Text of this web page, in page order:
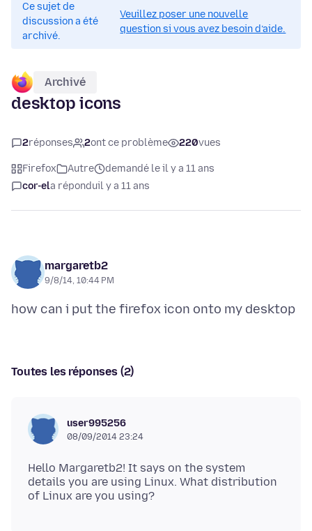
Ce sujet de
discussion a été
archivé.
Veuillez poser une nouvelle
question si vous avez besoin d’aide.
Archivé
desktop icons
2réponses 2ont ce problème 220vues
Firefox Autre
demandé le il y a 11 ans
cor-ela réponduil y a 11 ans
margaretb2
9/8/14, 10:44 PM
Toutes les réponses (2)
user995256
08/09/2014 23:24
Hello Margaretb2! It says on the system
details you are using Linux. What distribution